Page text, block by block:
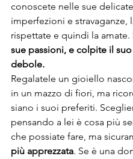
conoscete nelle sue delicate
imperfezioni e stravaganze,
rispettate e quindi la amate.
sue passioni, e colpite il
debole.
Regalatele un gioiello
in un mazzo di fiori, ma
siano i suoi preferiti.
pensando a lei è cosa più
che possiate fare, ma
più apprezzata. Se è una